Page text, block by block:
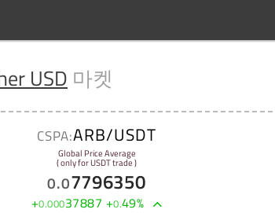
USD 마켓
CSPA:ARB/USDT
Global Price Average
( only for USDT trade )
0.07796350
+0.00037887 +0.49%